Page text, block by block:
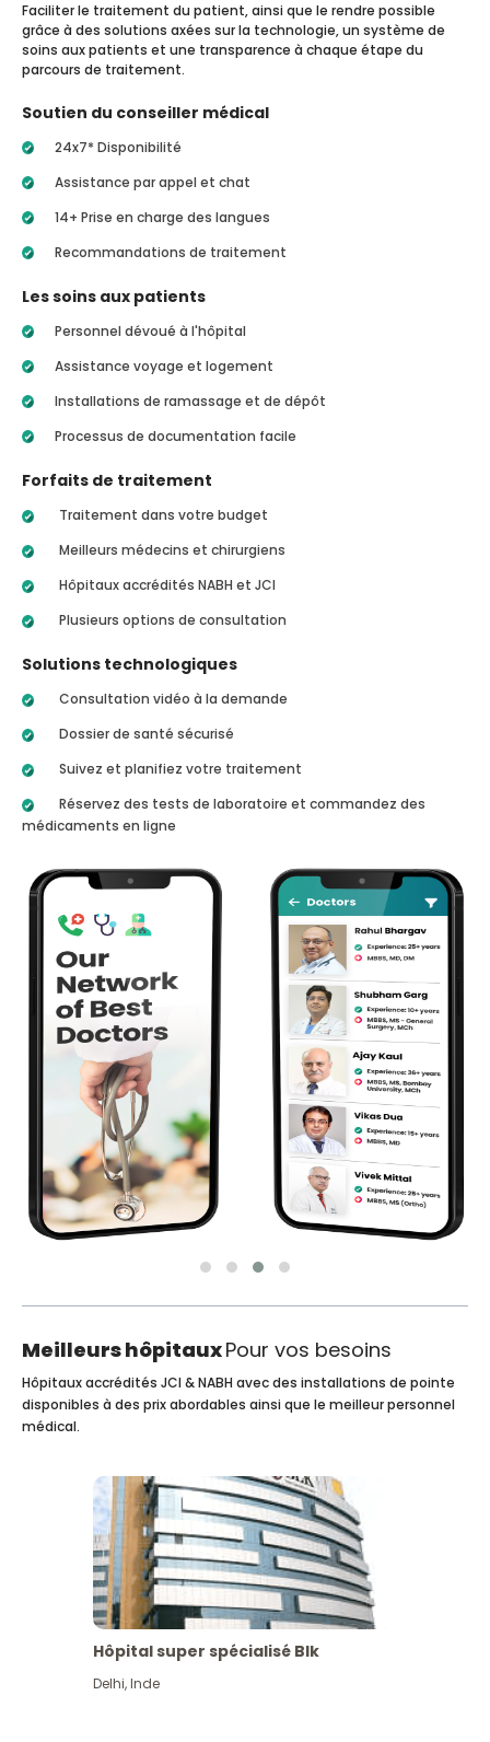
Faciliter le traitement du patient, ainsi que le rendre possible
grâce à des solutions axées sur la technologie, un système de
soins aux patients et une transparence à chaque étape du
parcours de traitement.
Soutien du conseiller médical
24x7* Disponibilité
Assistance par appel et chat
14+ Prise en charge des langues
Recommandations de traitement
Les soins aux patients
Personnel dévoué à l'hôpital
Assistance voyage et logement
Installations de ramassage et de dépôt
Processus de documentation facile
Forfaits de traitement
Traitement dans votre budget
Meilleurs médecins et chirurgiens
Hôpitaux accrédités NABH et JCI
Plusieurs options de consultation
Solutions technologiques
Consultation vidéo à la demande
Dossier de santé sécurisé
Suivez et planifiez votre traitement
Réservez des tests de laboratoire et commandez des
médicaments en ligne
Meilleurs hôpitauxPour vos besoins
Hôpitaux accrédités JCI & NABH avec des installations de pointe
disponibles à des prix abordables ainsi que le meilleur personnel
médical.
Hôpital super spécialisé Blk
Delhi,Inde